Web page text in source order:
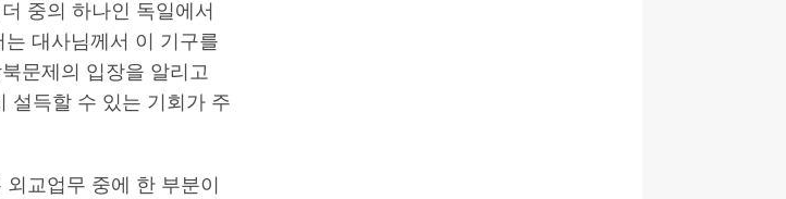
중의 하나인 독일에서
대사님께서 이 기구를
문제의 입장을 알리고
설득할 수 있는 기회가 주
교업무 중에 한 부분이